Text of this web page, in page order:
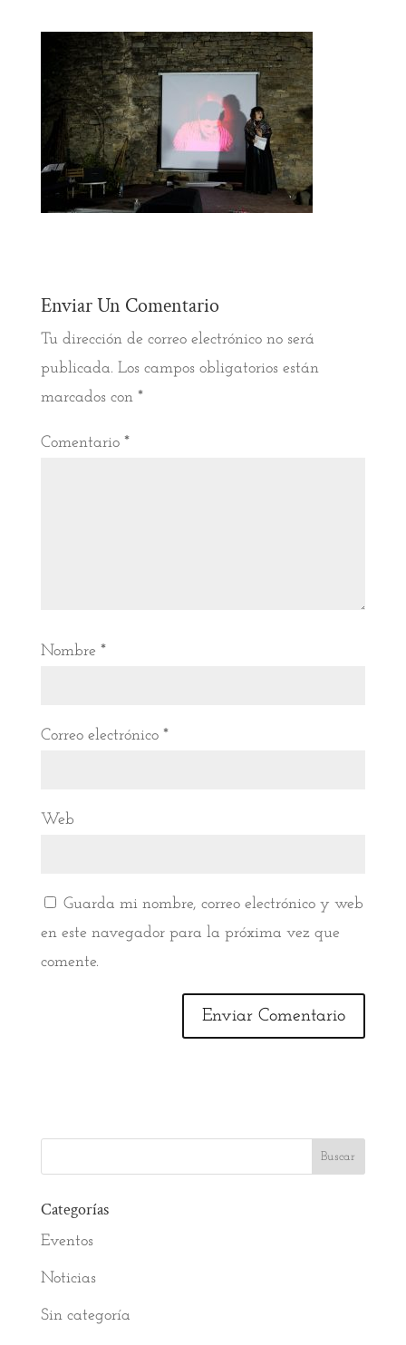
Enviar Un Comentario
Tu dirección de correo electrónico no será
publicada. Los campos obligatorios están
marcados con *
Comentario *
Nombre *
Correo electrónico *
Web
Guarda mi nombre, correo electrónico y web
en este navegador para la próxima vez que
comente.
Categorías
Eventos
Noticias
Sin categoría